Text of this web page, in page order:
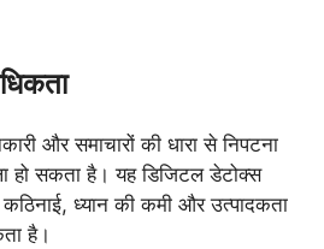
और समाचारों की धारा से निपटना
हो सकता है। यह डिजिटल डेटोक्स
ध्यान की कमी और उत्पादकता
है।